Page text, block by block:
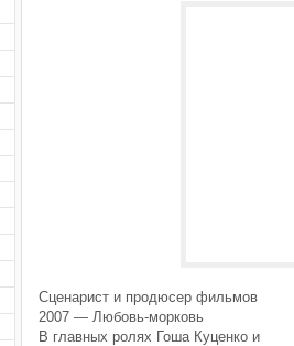
Сценарист и продюсер фильмов
2007 — Любовь-морковь
В главных ролях Гоша Куценко и